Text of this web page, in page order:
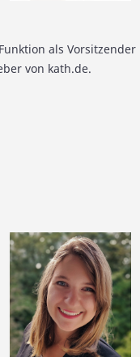
als Vorsitzender
von kath.de.